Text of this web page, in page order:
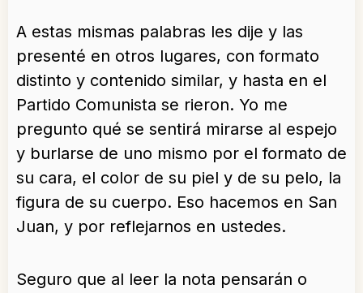
A estas mismas palabras les dije y las
presenté en otros lugares, con formato
distinto y contenido similar, y hasta en el
Partido Comunista se rieron. Yo me
pregunto qué se sentirá mirarse al espejo
y burlarse de uno mismo por el formato de
su cara, el color de su piel y de su pelo, la
figura de su cuerpo. Eso hacemos en San
Juan, y por reflejarnos en ustedes.
Seguro que al leer la nota pensarán o